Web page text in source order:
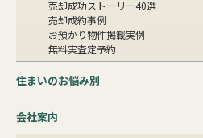
売却成功ストーリー40選
売却成約事例
お預かり物件掲載実例
無料実査定予約
住まいのお悩み別
会社案内